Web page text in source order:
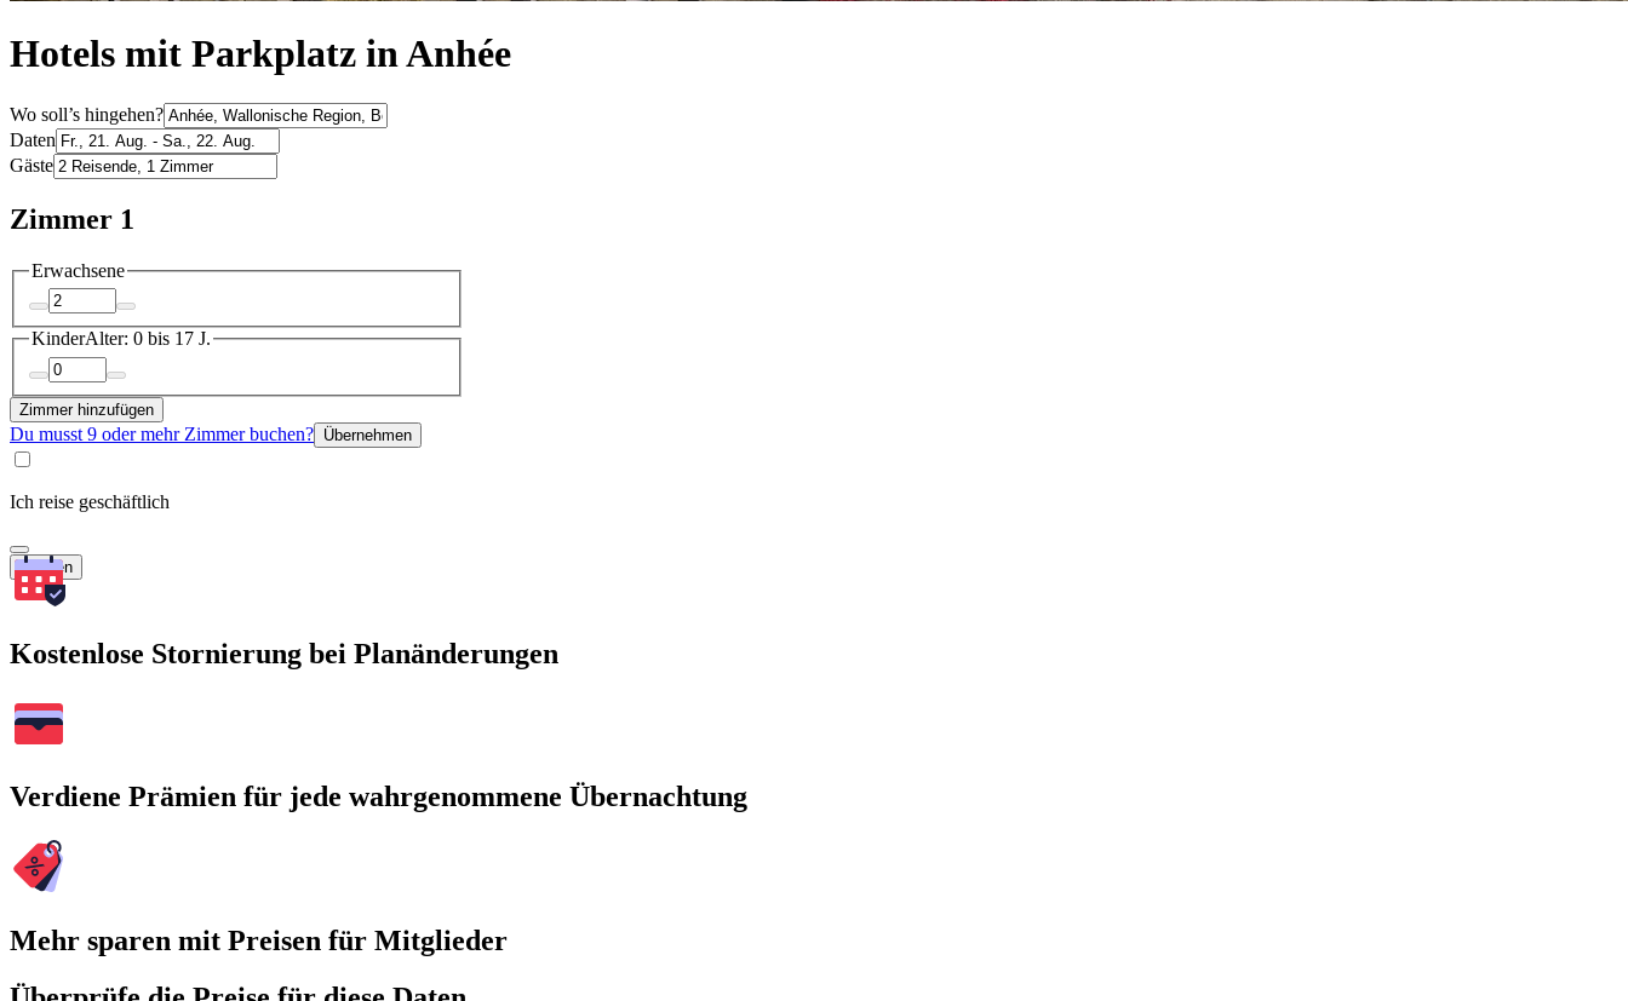
Hotels mit Parkplatz in Anhée
Wo soll’s hingehen?
Daten
Gäste
Zimmer 1
Erwachsene
KinderAlter: 0 bis 17 J.
Zimmer hinzufügen
Du musst 9 oder mehr Zimmer buchen? Übernehmen
Ich reise geschäftlich
Suchen
Kostenlose Stornierung bei Planänderungen
Verdiene Prämien für jede wahrgenommene Übernachtung
Mehr sparen mit Preisen für Mitglieder